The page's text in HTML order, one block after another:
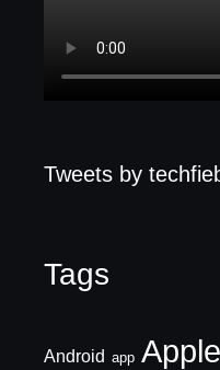
Tweets by
Tags
Android app Apple